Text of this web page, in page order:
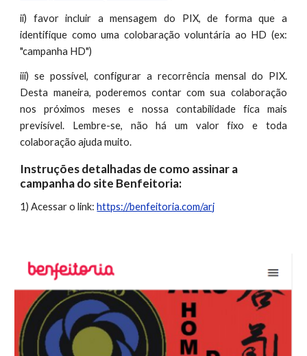
ii) favor incluir a mensagem do PIX, de forma que a
identifique como uma colobaração voluntária ao HD (ex:
"campanha HD")
iii) se possível, configurar a recorrência mensal do PIX.
Desta maneira, poderemos contar com sua colaboração
nos próximos meses e nossa contabilidade fica mais
previsível. Lembre-se, não há um valor fixo e toda
colaboração ajuda muito.
Instruções detalhadas de como assinar a
campanha do site Benfeitoria:
1) Acessar o link:https://benfeitoria.com/arj